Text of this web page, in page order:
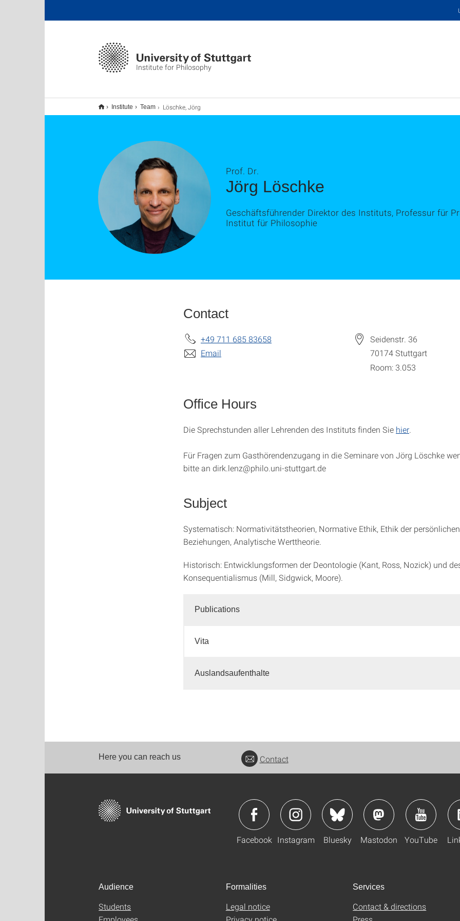
Institute for Philosophy
Institute Team Löschke, Jörg
Jörg Löschke
Prof. Dr.
Geschäftsführender Direktor des Instituts, Professur für
Institut für Philosophie
Contact
+49 711 685 83658
Email
Seidenstr. 36
70174Stuttgart
Room: 3.053
Office Hours
Die Sprechstunden aller Lehrenden des Instituts finden Sie hier.
Für Fragen zum Gasthörendenzugang in die Seminare von Jörg Löschke
bitte an dirk.lenz@philo.uni-stuttgart.de
Subject
Systematisch: Normativitätstheorien, Normative Ethik, Ethik der persönlichen
Beziehungen, Analytische Werttheorie.
Historisch: Entwicklungsformen der Deontologie (Kant, Ross, Nozick) und
Konsequentialismus (Mill, Sidgwick, Moore).
Publications
Vita
Auslandsaufenthalte
Here you can reach us Contact
Facebook Instagram Bluesky Mastodon YouTube
Audience
Students
Formalities
Legal notice
Services
Contact & directions